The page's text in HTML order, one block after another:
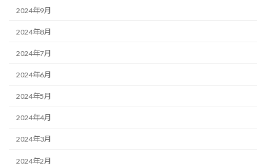
2024年9月
2024年8月
2024年7月
2024年6月
2024年5月
2024年4月
2024年3月
2024年2月